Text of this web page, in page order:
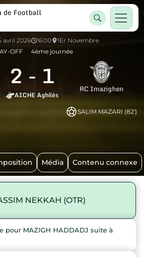
de Football
avril 2026 16:00
1Er Novembre
OFF
4ème journée
2 - 1
AICHE Aghilès
RC Imazighen
SALIM MAZARI (82')
Média Contenu connexe
NEKKAH (OTR)
pour MAZIGH HADDADJ suite à